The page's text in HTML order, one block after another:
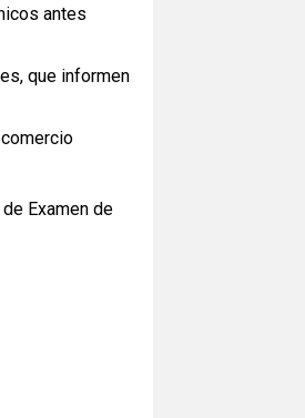
antes
que informen
Examen de